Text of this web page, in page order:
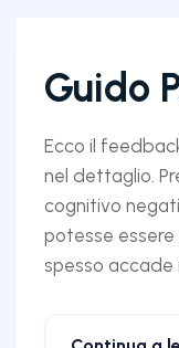
Guido
Ecco il
nel dettaglio.
cognitivo
potesse
spesso accade